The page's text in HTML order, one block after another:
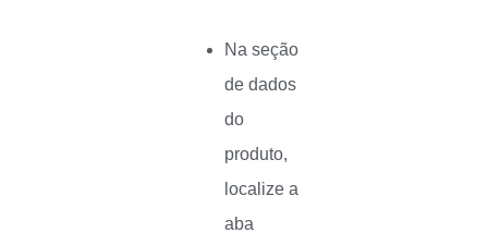
Na seção
de dados
do
produto,
localize a
aba